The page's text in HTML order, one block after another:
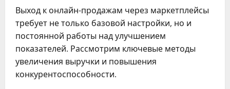
Выход к онлайн-продажам через маркетплейсы
требует не только базовой настройки, но и
постоянной работы над улучшением
показателей. Рассмотрим ключевые методы
увеличения выручки и повышения
конкурентоспособности.